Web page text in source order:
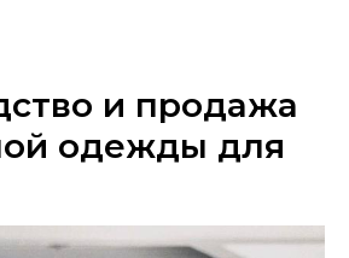
и продажа
одежды для